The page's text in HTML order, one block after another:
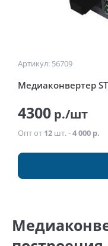
Артикул: 56709
Медиаконвертер
4300 р./шт
Опт от 12 шт. -4 000 р.